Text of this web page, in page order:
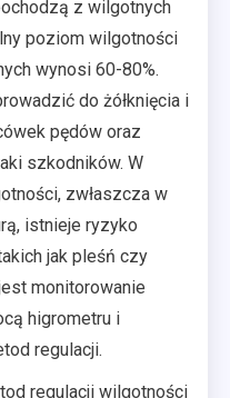
z wilgotnych
poziom wilgotności
wynosi 60-80%.
do żółknięcia i
pędów oraz
szkodników. W
zwłaszcza w
istnieje ryzyko
jak pleśń czy
monitorowanie
higrometru i
regulacji.
regulacji wilgotności